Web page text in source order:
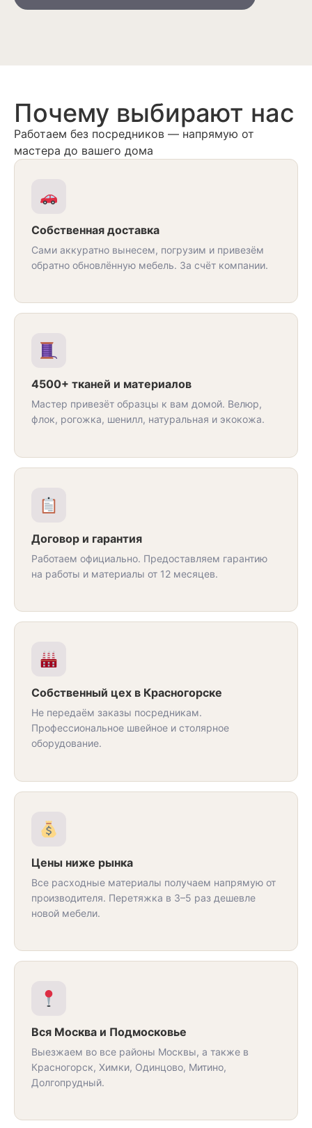
Почему выбирают нас
Работаем без посредников — напрямую от
мастера до вашего дома
Собственная доставка
Сами аккуратно вынесем, погрузим и привезём
обратно обновлённую мебель. За счёт компании.
4500+ тканей и материалов
Мастер привезёт образцы к вам домой. Велюр,
флок, рогожка, шенилл, натуральная и экокожа.
Договор и гарантия
Работаем официально. Предоставляем гарантию
на работы и материалы от 12 месяцев.
Собственный цех в Красногорске
Не передаём заказы посредникам.
Профессиональное швейное и столярное
оборудование.
Цены ниже рынка
Все расходные материалы получаем напрямую от
производителя. Перетяжка в 3–5 раз дешевле
новой мебели.
Вся Москва и Подмосковье
Выезжаем во все районы Москвы, а также в
Красногорск, Химки, Одинцово, Митино,
Долгопрудный.